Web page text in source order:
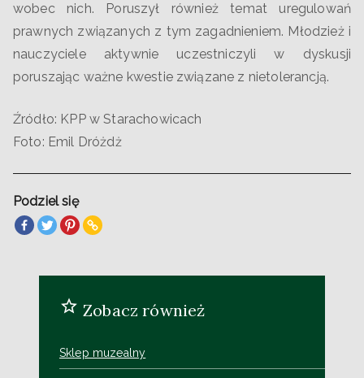
wobec nich. Poruszył również temat uregulowań
prawnych związanych z tym zagadnieniem. Młodzież i
nauczyciele aktywnie uczestniczyli w dyskusji
poruszając ważne kwestie związane z nietolerancją.
Źródło: KPP w Starachowicach
Foto: Emil Dróżdż
Podziel się
Zobacz również
Sklep muzealny